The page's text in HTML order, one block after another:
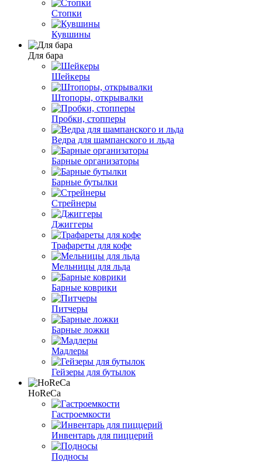
Стопки
Кувшины
Для бара
Шейкеры
Штопоры, открывалки
Пробки, стопперы
Ведра для шампанского и льда
Барные организаторы
Барные бутылки
Стрейнеры
Джиггеры
Трафареты для кофе
Мельницы для льда
Барные коврики
Питчеры
Барные ложки
Мадлеры
Гейзеры для бутылок
HoReCa
Гастроемкости
Инвентарь для пиццерий
Подносы